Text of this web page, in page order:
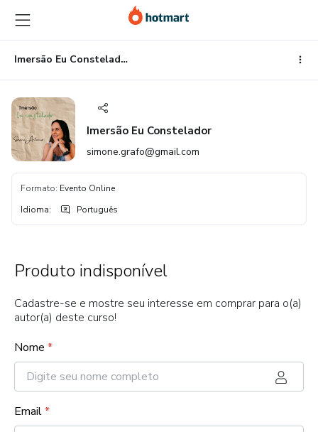
para
o
conteúdo
principal
para
o
pagamento
para
o
rodapé
Imersão Eu Constelador
Imersão Eu Constelador
simone.grafo@gmail.com
Formato: Evento Online
Idioma: Português
Produto indisponível
Cadastre-se e mostre seu interesse em comprar para o(a)
autor(a) deste curso!
Nome *
Email*